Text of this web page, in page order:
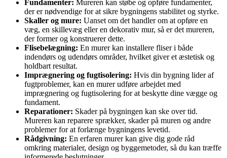
Fundamenter: Mureren kan støbe og opføre fundamenter,
der er nødvendige for at sikre bygningens stabilitet og styrke.
Skaller og mure: Uanset om det handler om at opføre en
væg, en skillevæg eller en dekorativ mur, så er det mureren,
der former og konstruerer dette.
Flisebelægning: En murer kan installere fliser i både
indendørs og udendørs områder, hvilket giver et æstetisk og
holdbart resultat.
Imprægnering og fugtisolering: Hvis din bygning lider af
fugtproblemer, kan en murer udføre arbejdet med
imprægnering og fugtisolering for at beskytte dine vægge og
fundament.
Reparationer: Skader på bygningen kan ske over tid.
Mureren kan reparere sprækker, skader på muren og andre
problemer for at forlænge bygningens levetid.
Rådgivning: En erfaren murer kan give dig gode råd
omkring materialer, design og byggemetoder, så du kan træffe